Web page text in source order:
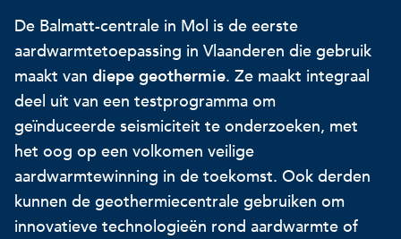
Licenties en spin-offs
VITO4STARTERS
Onze projecten
Ontdek hoe we jou helpen
Voorbeeldprojecten
Nieuws en updates
Ontdek hoe VITO je kan
Hoe VITO
ondersteunt
Onze projecten
Wetenschappelijke
Nieuws en projectupdates
Alles over onderzoek
De Balmatt-centrale in Mol is de eerste
aardwarmtetoepassing in Vlaanderen die gebruik
maakt van diepe geothermie. Ze maakt integraal
deel uit van een testprogramma om
geïnduceerde seismiciteit te onderzoeken, met
het oog op een volkomen veilige
aardwarmtewinning in de toekomst. Ook derden
kunnen de geothermiecentrale gebruiken om
innovatieve technologieën rond aardwarmte of